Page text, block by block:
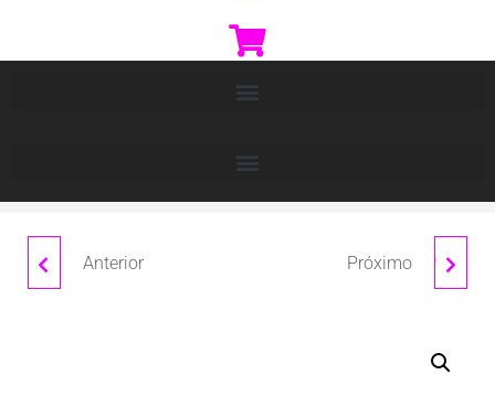
NECESER "PAUL"
Anterior ABANICO "CHILDREN"
Próximo